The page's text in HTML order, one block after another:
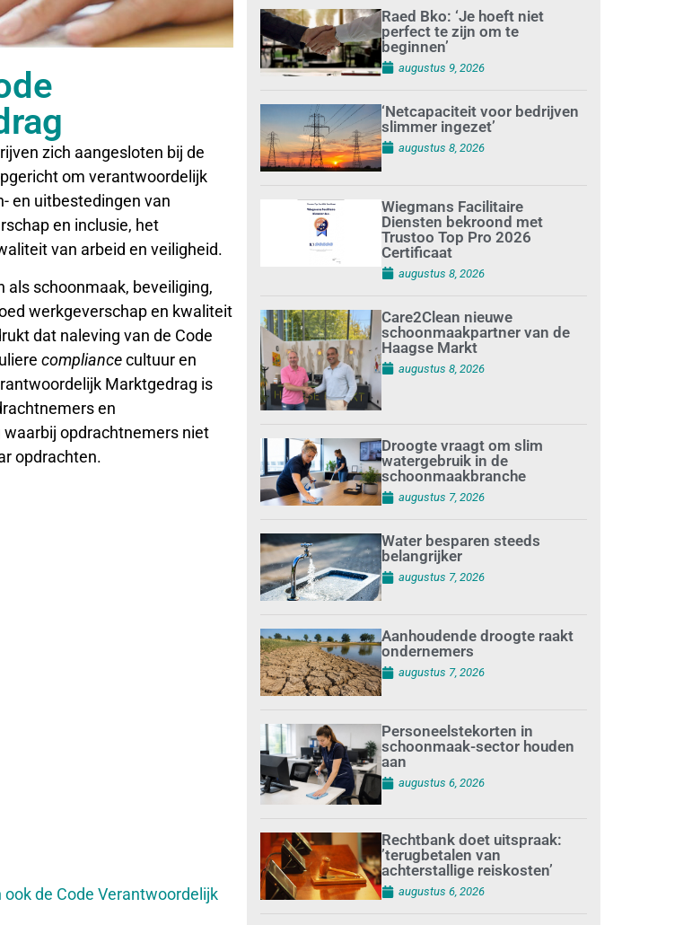
zich aangesloten bij de
om verantwoordelijk
en uitbestedingen van
en inclusie, het
van arbeid en veiligheid.
schoonmaak, beveiliging,
werkgeverschap en kwaliteit
dat naleving van de Code
compliancecultuur en
Marktgedrag is
en
opdrachtnemers niet
opdrachten.
ook de Code Verantwoordelijk
Raed Bko: ‘Je hoeft niet
perfect te zijn om te
beginnen’
augustus 9, 2026
‘Netcapaciteit voor bedrijven
slimmer ingezet’
augustus 8, 2026
Wiegmans Facilitaire
Diensten bekroond met
Trustoo Top Pro 2026
Certificaat
augustus 8, 2026
Care2Clean nieuwe
schoonmaakpartner van de
Haagse Markt
augustus 8, 2026
Droogte vraagt om slim
watergebruik in de
schoonmaakbranche
augustus 7, 2026
Water besparen steeds
belangrijker
augustus 7, 2026
Aanhoudende droogte raakt
ondernemers
augustus 7, 2026
Personeelstekorten in
schoonmaak-sector houden
aan
augustus 6, 2026
Rechtbank doet uitspraak:
’terugbetalen van
achterstallige reiskosten’
augustus 6, 2026